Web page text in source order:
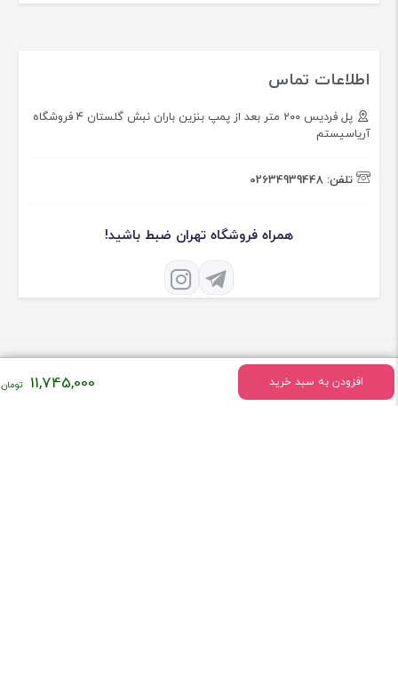
افزودن به سبد خرید 11,745,000
اطلاعات تماس
پل فردیس ۲۰۰ متر بعد از پمپ بنزین باران نبش گلستان ۴ فروشگاه
آریاسیستم
تلفن: 02634939448
همراه فروشگاه تهران ضبط باشید!
درباره فروشگاه تهران ضبط